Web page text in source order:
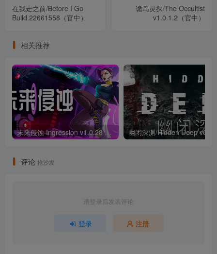
在我走之前/Before I Go
Build.22661558（官中）
诡岛灵探/The Occultist
v1.0.1.2（官中）
相关推荐
未来侵蚀 Ingression v1.0.28 （官中）
评论 抢沙发
请登录后发表评论
登录 注册